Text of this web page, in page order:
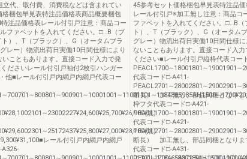
立代、取付費、消費税などは含まれてい
格梱包早見表特注品価格表商品概要梱包
注品価格表レール付引戸注意：商品コー
ファベットを入れてください。□…B（ブ
）、T（ブラック）、G（オータムブラ
レー）物流出荷日実働10日間仕様により
こともあります。直接コード入力で発
ださいレール付引戸袖付2枚引ハンガー
他■レール付引戸内網戸内網戸代表コー
規)
規)
レール付引戸内網戸内網戸
A326-
45参考セット価格梱包早見表特注品
レール付引戸※加工無し注意：商品コ
ファベットを入れてください。□…B（
ト）、T（ブラック）、G（オータム
グレー）物流出荷日実働10日間仕様
ないこともあります。直接コード入
ください■レール付引戸縦枠代表コー
代表コード□-A411-
断長） 加工無し、部品同梱となりま
枠フタ代表コード□-A421-
代表コード□-A421-
断長） 加工無し、部品同梱となりま
代表コード□-A431-